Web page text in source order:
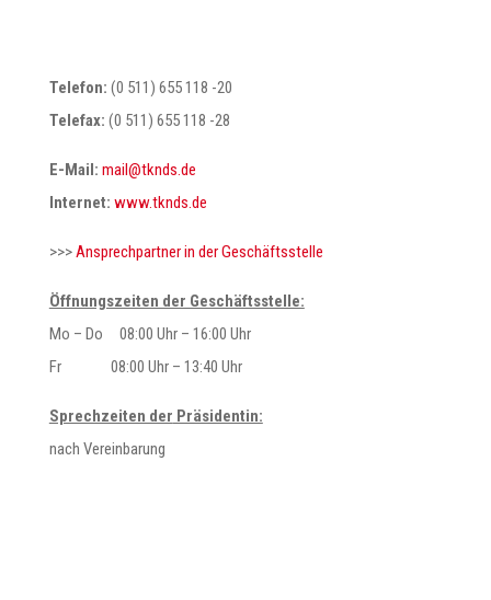
Telefon: (0 511) 655 118 -20
Telefax: (0 511) 655 118 -28
E-Mail: ed.sdnkt
@liam
Internet: www.tknds.de
>>>Ansprechpartner in der Geschäftsstelle
Öffnungszeiten der Geschäftsstelle:
Mo – Do 08:00 Uhr – 16:00 Uhr
Fr 08:00 Uhr – 13:40 Uhr
Sprechzeiten der Präsidentin:
nach Vereinbarung